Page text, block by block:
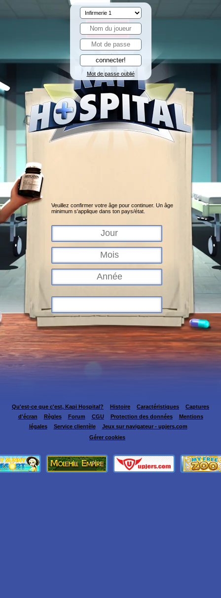
Mot de passe oublié
Veuillez confirmer votre âge pour continuer. Un âge
minimum s'applique dans ton pays/état.
Qu'est-ce que c'est, Kapi Hospital? Histoire Caractéristiques
Captures
d'écran
Règles Forum CGU Protection des données
Mentions
légales
Service clientèle
Jeux sur navigateur - upjers.com
Gérer cookies